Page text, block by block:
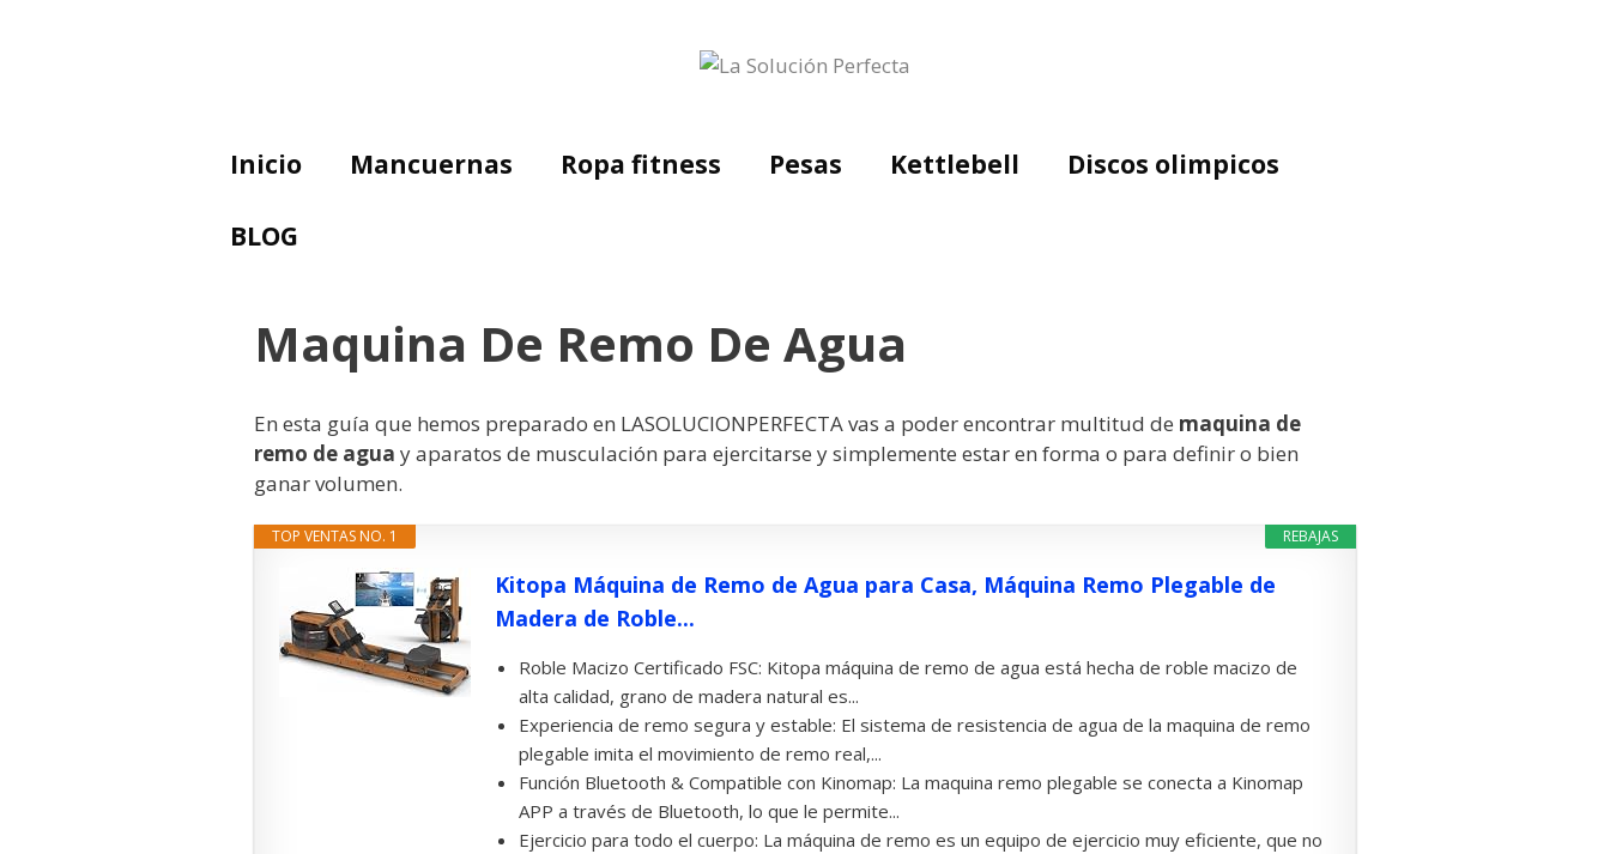
Inicio Mancuernas Ropa fitness Pesas Kettlebell Discos olimpicos
BLOG
Maquina De Remo De Agua
En esta guía que hemos preparado en LASOLUCIONPERFECTA vas a poder encontrar multitud de maquina de
remo de agua y aparatos de musculación para ejercitarse y simplemente estar en forma o para definir o bien
ganar volumen.
REBAJAS
TOP VENTAS NO. 1
Kitopa Máquina de Remo de Agua para Casa, Máquina Remo Plegable de
Madera de Roble...
Roble Macizo Certificado FSC: Kitopa máquina de remo de agua está hecha de roble macizo de
alta calidad, grano de madera natural es...
Experiencia de remo segura y estable: El sistema de resistencia de agua de la maquina de remo
plegable imita el movimiento de remo real,...
Función Bluetooth & Compatible con Kinomap: La maquina remo plegable se conecta a Kinomap
APP a través de Bluetooth, lo que le permite...
Ejercicio para todo el cuerpo: La máquina de remo es un equipo de ejercicio muy eficiente, que no